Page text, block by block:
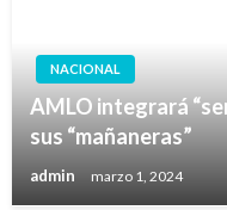
NACIONAL
AMLO integrará
sus “mañaneras”
admin marzo 1, 2024